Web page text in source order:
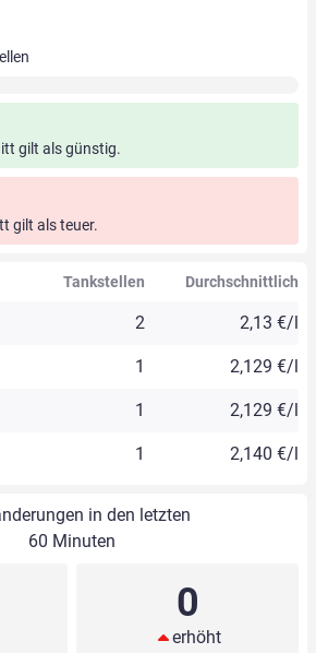
gilt als günstig.
gilt als teuer.
Tankstellen Durchschnittlich
2 2,13 €/l
1 2,129 €/l
1 2,129 €/l
1 2,140 €/l
in den letzten
60 Minuten
0
erhöht